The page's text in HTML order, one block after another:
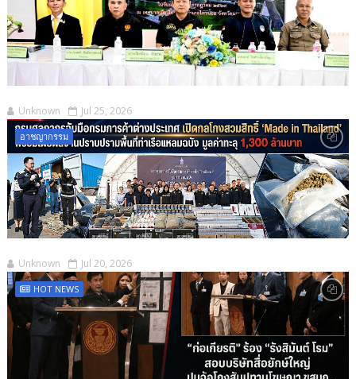
Unknown Jul 25, 2026
อาชญากรรม
Unknown Jul 20, 2026
HOT NEWS